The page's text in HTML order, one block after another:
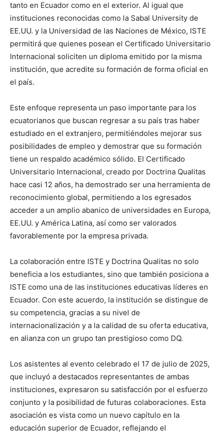
tanto en Ecuador como en el exterior. Al igual que
instituciones reconocidas como la Sabal University de
EE.UU. y la Universidad de las Naciones de México, ISTE
permitirá que quienes posean el Certificado Universitario
Internacional soliciten un diploma emitido por la misma
institución, que acredite su formación de forma oficial en
el país.
Este enfoque representa un paso importante para los
ecuatorianos que buscan regresar a su país tras haber
estudiado en el extranjero, permitiéndoles mejorar sus
posibilidades de empleo y demostrar que su formación
tiene un respaldo académico sólido. El Certificado
Universitario Internacional, creado por Doctrina Qualitas
hace casi 12 años, ha demostrado ser una herramienta de
reconocimiento global, permitiendo a los egresados
acceder a un amplio abanico de universidades en Europa,
EE.UU. y América Latina, así como ser valorados
favorablemente por la empresa privada.
La colaboración entre ISTE y Doctrina Qualitas no solo
beneficia a los estudiantes, sino que también posiciona a
ISTE como una de las instituciones educativas líderes en
Ecuador. Con este acuerdo, la institución se distingue de
su competencia, gracias a su nivel de
internacionalización y a la calidad de su oferta educativa,
en alianza con un grupo tan prestigioso como DQ.
Los asistentes al evento celebrado el 17 de julio de 2025,
que incluyó a destacados representantes de ambas
instituciones, expresaron su satisfacción por el esfuerzo
conjunto y la posibilidad de futuras colaboraciones. Esta
asociación es vista como un nuevo capítulo en la
educación superior de Ecuador, reflejando el